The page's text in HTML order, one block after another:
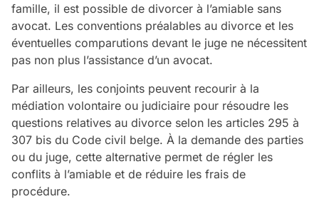
famille, il est possible de divorcer à l’amiable sans
avocat. Les conventions préalables au divorce et les
éventuelles comparutions devant le juge ne nécessitent
pas non plus l’assistance d’un avocat.
Par ailleurs, les conjoints peuvent recourir à la
médiation volontaire ou judiciaire pour résoudre les
questions relatives au divorce selon les articles 295 à
307 bis du Code civil belge. À la demande des parties
ou du juge, cette alternative permet de régler les
conflits à l’amiable et de réduire les frais de
procédure.